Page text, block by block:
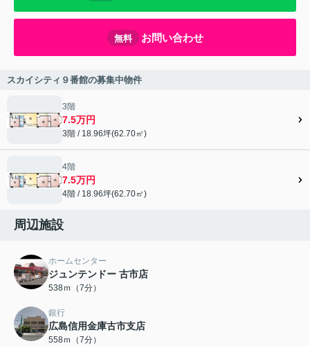
無料 お問い合わせ
スカイシティ９番館の募集中物件
3階
7.5万円
3階 / 18.96坪(62.70㎡)
4階
7.5万円
4階 / 18.96坪(62.70㎡)
周辺施設
ホームセンター
ジュンテンドー 古市店
538ｍ（7分）
銀行
広島信用金庫古市支店
558ｍ（7分）